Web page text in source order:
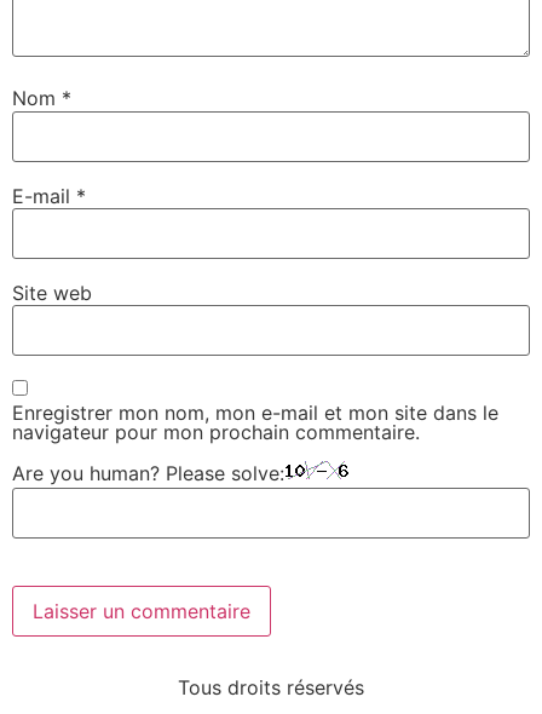
Nom *
E-mail *
Site web
Enregistrer mon nom, mon e-mail et mon site dans le
navigateur pour mon prochain commentaire.
Are you human? Please solve:
Tous droits réservés